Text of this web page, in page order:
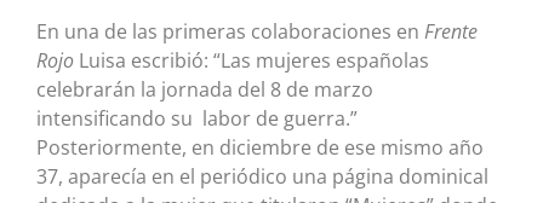
En una de las primeras colaboraciones en Frente
Rojo Luisa escribió: “Las mujeres españolas
celebrarán la jornada del 8 de marzo
intensificando su labor de guerra.”
Posteriormente, en diciembre de ese mismo año
37, aparecía en el periódico una página dominical